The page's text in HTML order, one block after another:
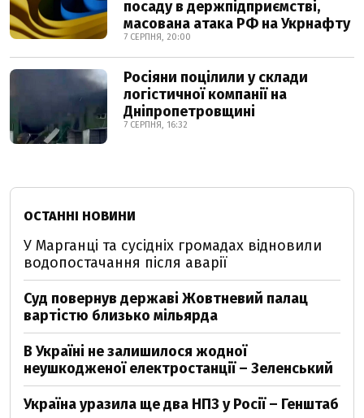
посаду в держпідприємстві,
масована атака РФ на Укрнафту
7 СЕРПНЯ, 20:00
Росіяни поцілили у склади
логістичної компанії на
Дніпропетровщині
7 СЕРПНЯ, 16:32
ОСТАННІ НОВИНИ
У Марганці та сусідніх громадах відновили
водопостачання після аварії
Суд повернув державі Жовтневий палац
вартістю близько мільярда
В Україні не залишилося жодної
неушкодженої електростанції – Зеленський
Україна уразила ще два НПЗ у Росії – Генштаб